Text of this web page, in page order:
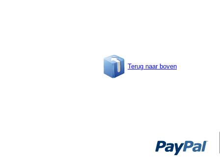
Terug naar boven